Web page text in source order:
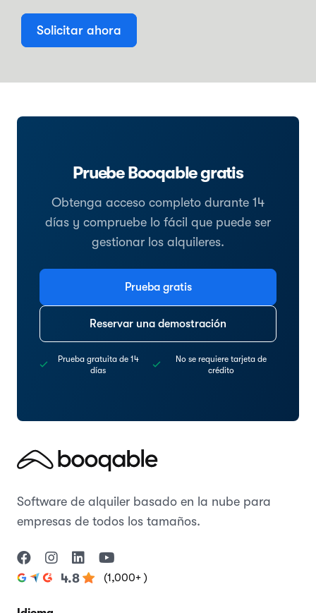
Solicitar ahora
Pruebe Booqable gratis
Obtenga acceso completo durante 14
días y compruebe lo fácil que puede ser
gestionar los alquileres.
Prueba gratis
Reservar una demostración
Prueba gratuita de 14
días
No se requiere tarjeta de
crédito
Software de alquiler basado en la nube para
empresas de todos los tamaños.
4.8 (1,000+ )